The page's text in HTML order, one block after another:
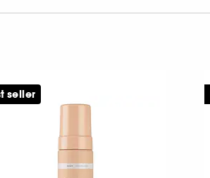
seller